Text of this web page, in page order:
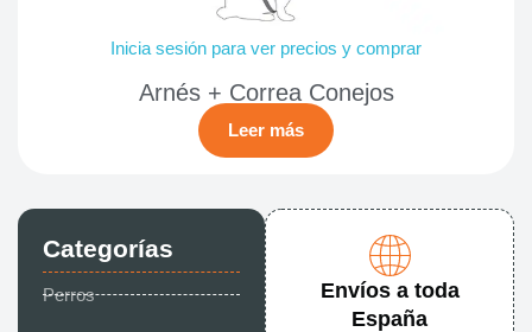
Categorías
Perros
Envíos a toda
España
Inicia sesión para ver precios y comprar
Arnés + Correa Conejos
Leer más